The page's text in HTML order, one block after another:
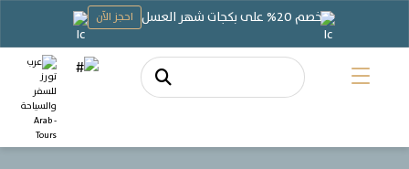
خصم 20% على بكجات شهر العسل احجز الآن